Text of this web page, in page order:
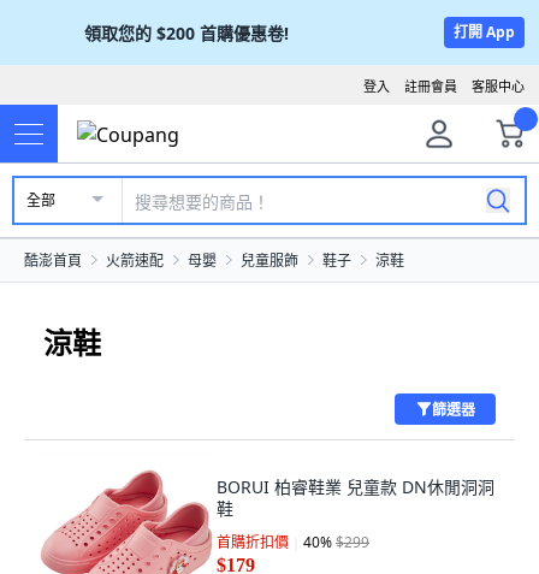
領取您的 $200 首購優惠卷! 打開 App
客服中心
註冊會員
登入
全部
酷澎首頁 火箭速配 母嬰 兒童服飾 鞋子 涼鞋
涼鞋
篩選器
BORUI 柏睿鞋業 兒童款 DN休閒洞洞
鞋
首購折扣價 40%$299
$179